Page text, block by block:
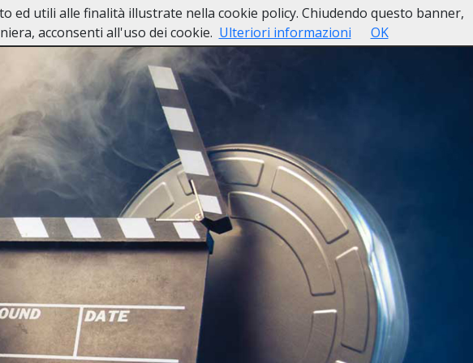
In Caso di Decesso Lutti Personaggi Pubblici Contatti
utili alle finalità illustrate nella cookie policy. Chiudendo questo banner,
acconsenti all'uso dei cookie. Ulteriori informazioni OK